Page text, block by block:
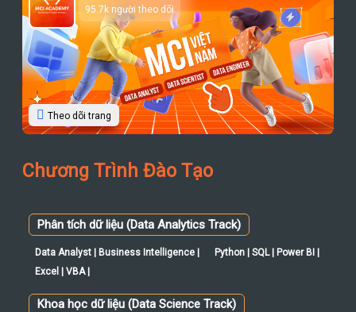
95.7k người theo dõi
Theo dõi trang
Chương Trình Đào Tạo
Phân tích dữ liệu (Data Analytics Track)
Data Analyst | Business Intelligence |
Python | SQL | Power BI |
Excel | VBA |
Khoa học dữ liệu (Data Science Track)